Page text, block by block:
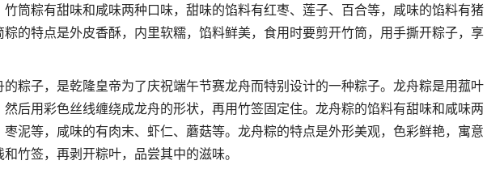
筒粽有甜味和咸味两种口味，甜味的馅料有红枣、莲子、百合等，咸味的馅料有猪
的特点是外皮香酥，内里软糯，馅料鲜美，食用时要剪开竹筒，用手撕开粽子，享
粽子，是乾隆皇帝为了庆祝端午节赛龙舟而特别设计的一种粽子。龙舟粽是用菰叶
后用彩色丝线缠绕成龙舟的形状，再用竹签固定住。龙舟粽的馅料有甜味和咸味两
泥等，咸味的有肉末、虾仁、蘑菇等。龙舟粽的特点是外形美观，色彩鲜艳，寓意
竹签，再剥开粽叶，品尝其中的滋味。